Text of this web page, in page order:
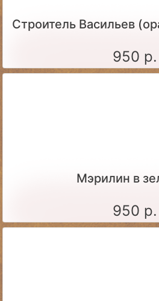
Строитель Васильев
950 р.
Мэрилин в
950 р.